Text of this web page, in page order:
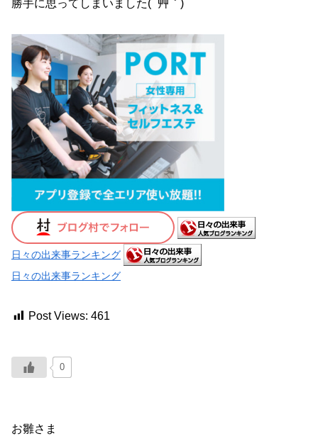
勝手に思ってしまいました( ´艸｀)
日々の出来事ランキング
日々の出来事ランキング
Post Views: 461
0
お雛さま